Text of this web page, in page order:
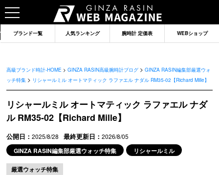
ブランド一覧 人気ランキング 腕時計 定価表 WEBショップ
高級ブランド時計-HOME >GINZA RASIN高級腕時計ブログ >GINZA RASIN編集部厳選ウォ
ッチ特集 > リシャールミル オートマティック ラファエル ナダル RM35-02【Richard Mille】
リシャールミル オートマティック ラファエル ナダ
ル RM35-02【Richard Mille】
公開日：2025/8/28 最終更新日：2026/8/05
GINZA RASIN編集部厳選ウォッチ特集 リシャールミル
厳選ウォッチ特集